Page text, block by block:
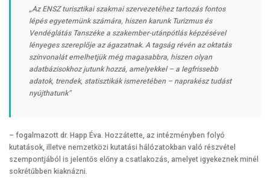
„Az ENSZ turisztikai szakmai szervezetéhez tartozás fontos
lépés egyetemünk számára, hiszen karunk Turizmus és
Vendéglátás Tanszéke a szakember-utánpótlás képzésével
lényeges szereplője az ágazatnak. A tagság révén az oktatás
színvonalát emelhetjük még magasabbra, hiszen olyan
adatbázisokhoz jutunk hozzá, amelyekkel – a legfrissebb
adatok, trendek, statisztikák ismeretében – naprakész tudást
nyújthatunk”
– fogalmazott dr. Happ Éva. Hozzátette, az intézményben folyó
kutatások, illetve nemzetközi kutatási hálózatokban való részvétel
szempontjából is jelentős előny a csatlakozás, amelyet igyekeznek minél
sokrétűbben kiaknázni.